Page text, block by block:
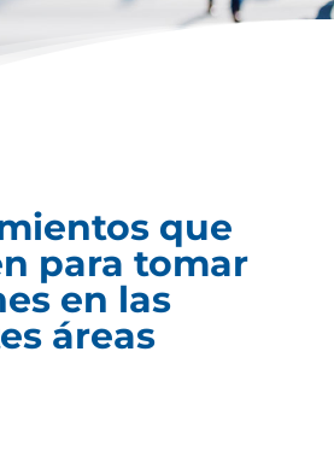
que
para tomar
en las
áreas